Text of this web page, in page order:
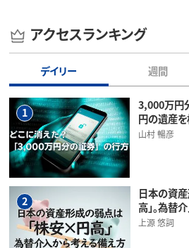
アクセスランキング
デイリー 週間
1
3,000万円
円の遺産
山村 暢彦
2
日本の資
高」。為替
上源 悠詞